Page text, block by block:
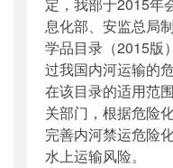
定，我部于2015年
息化部、安监总局
学品目录（2015版
过我国内河运输的
在该目录的适用范
关部门，根据危险
完善内河禁运危险
水上运输风险。